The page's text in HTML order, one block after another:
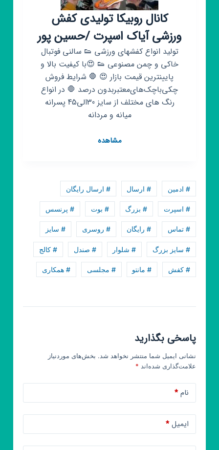
کانال روبیکا تولیدی کفش
ورزشی آیاک اسپرت /حسین پور
تولید انواع کفشهای ورزشی 👟 سالنی فوتبال
خاکی و چمن مصنوعی 👟 😍با کیفیت بالا و
پایینترین قیمت بازار 😍 🛑 شرایط فروش
چکی‌باچک‌های‌معتبربدون درصد 🛑 در انواع
رنگ های مختلف از سایز 30الی45 پسرانه
میانه و مردانه
مشاهدهکانال
ورزشی
آیاک
اسپرت
/
حسین
پور
# ادمین # ارسال # ارسال رایگان
# اسپرت # بزرگ # بوت # پرنسس
# تماس # رایگان # روسری # سایز
# سایز بزرگ # شلوار # صندل # کالج
# کفش # مانتو # مجلسی # همکاری
پاسخی بگذارید
نشانی ایمیل شما منتشر نخواهد شد. بخش‌های موردنیاز
علامت‌گذاری شده‌اند *
نام*
ایمیل*